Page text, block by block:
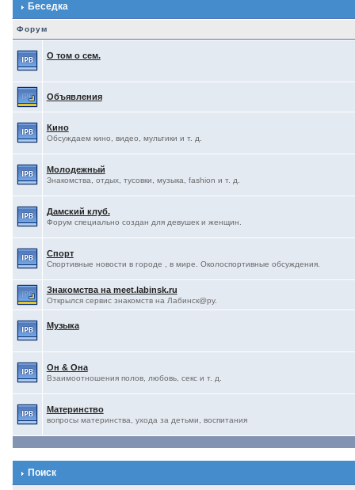
Беседка
Форум
О том о сем.
Объявления
Кино
Обсуждаем кино, видео, мультики и т. д.
Молодежный
Знакомства, отдых, тусовки, музыка, fashion и т. д.
Дамский клуб.
Форум специально создан для девушек и женщин.
Спорт
Спортивные новости в городе , в мире. Околоспортивные обсуждения.
Знакомства на meet.labinsk.ru
Открылся сервис знакомств на Лабинск@ру.
Музыка
Он & Она
Взаимоотношения полов, любовь, секс и т. д.
Материнство
вопросы материнства, ухода за детьми, воспитания
Поиск